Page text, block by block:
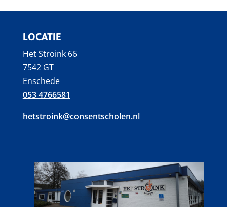
LOCATIE
Het Stroink 66
7542 GT
Enschede
053 4766581
hetstroink@consentscholen.nl